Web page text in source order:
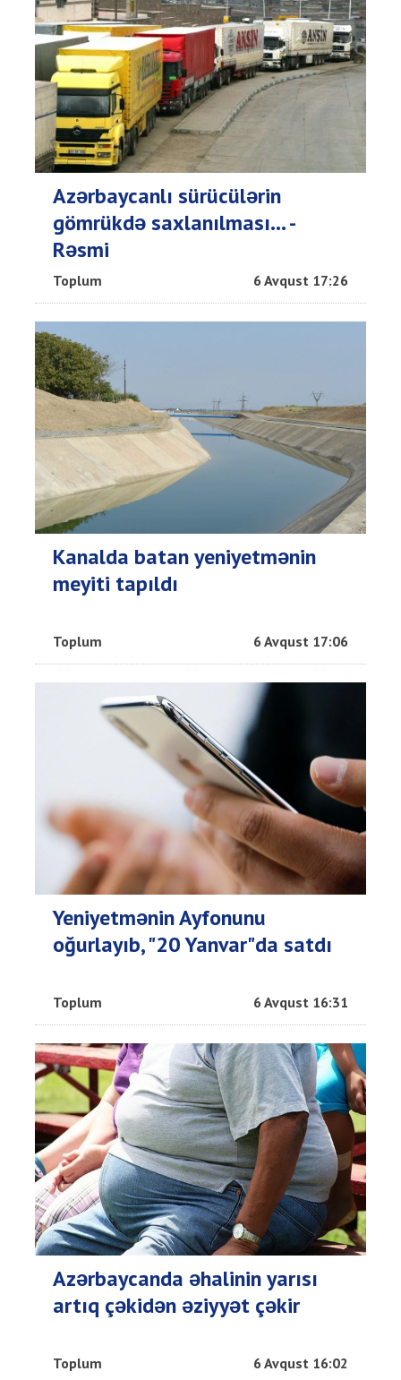
Azərbaycanlı sürücülərin
gömrükdə saxlanılması... -
Rəsmi
Toplum 6 Avqust 17:26
Kanalda batan yeniyetmənin
meyiti tapıldı
Toplum 6 Avqust 17:06
Yeniyetmənin Ayfonunu
oğurlayıb, "20 Yanvar"da satdı
Toplum 6 Avqust 16:31
Azərbaycanda əhalinin yarısı
artıq çəkidən əziyyət çəkir
Toplum 6 Avqust 16:02